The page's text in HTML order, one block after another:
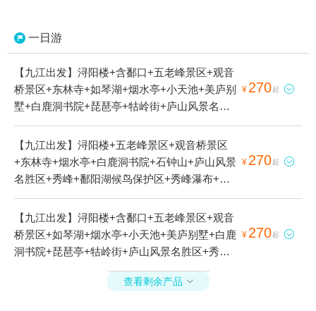
一日游
【九江出发】浔阳楼+含鄱口+五老峰景区+观音
桥景区+东林寺+如琴湖+烟水亭+小天池+美庐别
墅+白鹿洞书院+琵琶亭+牯岭街+庐山风景名胜
区+秀峰+庐山花径+锦绣谷+仙人洞+庐山天桥
+星龙索道+三叠泉+锦绣谷-险峰+庐山风景名胜
区-庐山博物馆+白居易草堂+观妙亭+锦绣谷-谈
判台+飞来石+庐山索道+鄱阳湖+庐山会议旧址
悬索桥2日游
¥ 270起 
【九江出发】浔阳楼+五老峰景区+观音桥景区
+东林寺+烟水亭+白鹿洞书院+石钟山+庐山风景
名胜区+秀峰+鄱阳湖候鸟保护区+秀峰瀑布+三
叠泉+庐山-七彩瀑布+香炉峰+三叠泉-观景台+秀
峰索道+庐山宋美龄别墅1日游
¥ 270起 
【九江出发】浔阳楼+含鄱口+五老峰景区+观音
桥景区+如琴湖+烟水亭+小天池+美庐别墅+白鹿
洞书院+琵琶亭+牯岭街+庐山风景名胜区+秀峰
+庐山花径+锦绣谷+仙人洞+庐山天桥+星龙索道
+鄱阳湖候鸟保护区+秀峰瀑布+三叠泉+锦绣谷-
¥ 270起 
查看剩余产品 